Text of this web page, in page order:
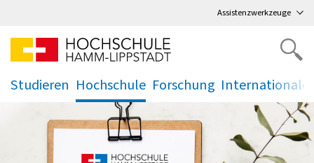
Assistenzwerkzeuge
Studieren Hochschule
.
Forschung
.